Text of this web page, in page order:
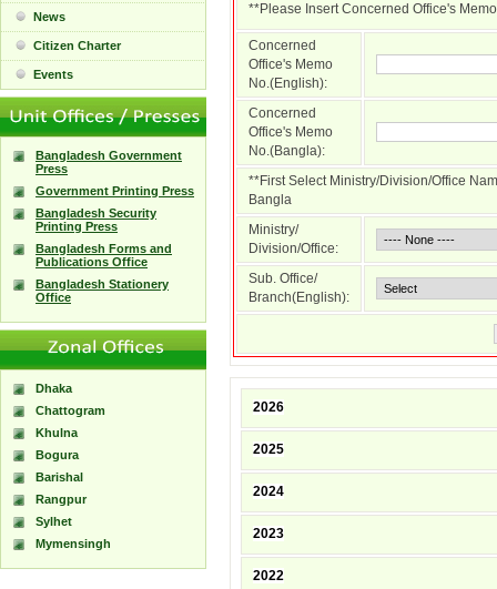
News
Citizen Charter
Events
Bangladesh Government
Press
Government Printing Press
Bangladesh Security
Printing Press
Bangladesh Forms and
Publications Office
Bangladesh Stationery
Office
Dhaka
Chattogram
Khulna
Bogura
Barishal
Rangpur
Sylhet
Mymensingh
**Please Insert Concerned Office's
Concerned
Office's Memo
No.(English):
Concerned
Office's Memo
No.(Bangla):
**First Select Ministry/Division/Office
Bangla
Ministry/
Division/Office:
Sub. Office/
Branch(English):
2026
2025
2024
2023
2022